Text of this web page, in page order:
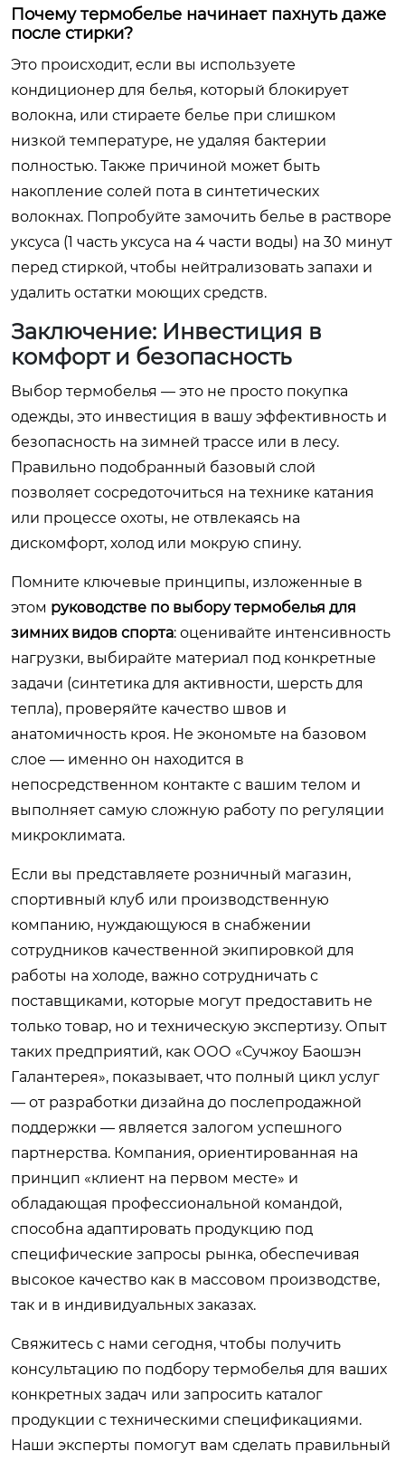
Почему термобелье начинает пахнуть даже
после стирки?
Это происходит, если вы используете
кондиционер для белья, который блокирует
волокна, или стираете белье при слишком
низкой температуре, не удаляя бактерии
полностью. Также причиной может быть
накопление солей пота в синтетических
волокнах. Попробуйте замочить белье в растворе
уксуса (1 часть уксуса на 4 части воды) на 30 минут
перед стиркой, чтобы нейтрализовать запахи и
удалить остатки моющих средств.
Заключение: Инвестиция в
комфорт и безопасность
Выбор термобелья — это не просто покупка
одежды, это инвестиция в вашу эффективность и
безопасность на зимней трассе или в лесу.
Правильно подобранный базовый слой
позволяет сосредоточиться на технике катания
или процессе охоты, не отвлекаясь на
дискомфорт, холод или мокрую спину.
Помните ключевые принципы, изложенные в
этом руководстве по выбору термобелья для
зимних видов спорта: оценивайте интенсивность
нагрузки, выбирайте материал под конкретные
задачи (синтетика для активности, шерсть для
тепла), проверяйте качество швов и
анатомичность кроя. Не экономьте на базовом
слое — именно он находится в
непосредственном контакте с вашим телом и
выполняет самую сложную работу по регуляции
микроклимата.
Если вы представляете розничный магазин,
спортивный клуб или производственную
компанию, нуждающуюся в снабжении
сотрудников качественной экипировкой для
работы на холоде, важно сотрудничать с
поставщиками, которые могут предоставить не
только товар, но и техническую экспертизу. Опыт
таких предприятий, как ООО «Сучжоу Баошэн
Галантерея», показывает, что полный цикл услуг
— от разработки дизайна до послепродажной
поддержки — является залогом успешного
партнерства. Компания, ориентированная на
принцип «клиент на первом месте» и
обладающая профессиональной командой,
способна адаптировать продукцию под
специфические запросы рынка, обеспечивая
высокое качество как в массовом производстве,
так и в индивидуальных заказах.
Свяжитесь с нами сегодня, чтобы получить
консультацию по подбору термобелья для ваших
конкретных задач или запросить каталог
продукции с техническими спецификациями.
Наши эксперты помогут вам сделать правильный